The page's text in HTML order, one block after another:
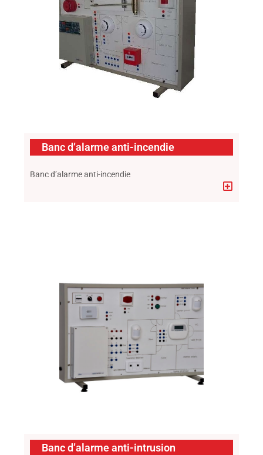
Banc d’alarme anti-incendie
Banc d’alarme anti-incendie
Banc d’alarme anti-intrusion